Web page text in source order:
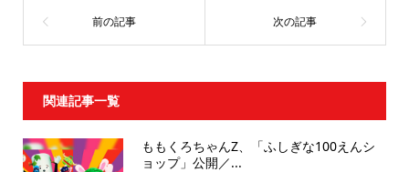
関連記事一覧
ももくろちゃんZ、「ふしぎな100えんシ
ョップ」公開／...